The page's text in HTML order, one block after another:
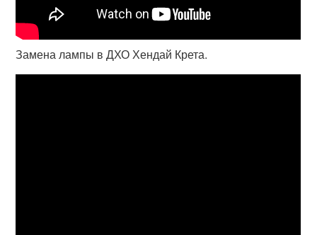
Замена лампы в ДХО Хендай Крета.